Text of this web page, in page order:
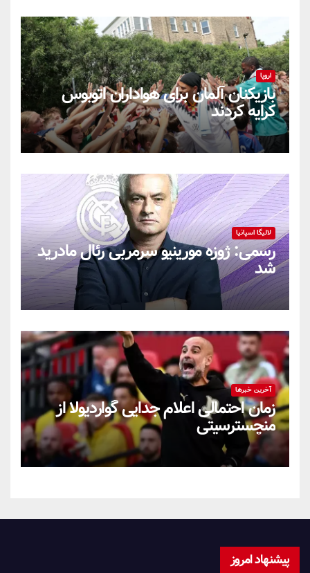
اروپا
بازیکنان آلمان برای هواداران اتوبوس
کرایه کردند
لالیگا اسپانیا
رسمی: ژوزه مورینیو سرمربی رئال مادرید
شد
آخرین خبرها
زمان احتمالی اعلام جدایی گواردیولا از
منچسترسیتی
پیشنهاد امروز